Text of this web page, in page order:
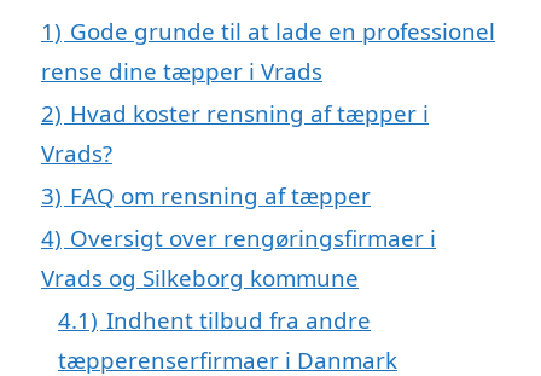
1) Gode grunde til at lade en professionel
rense dine tæpper i Vrads
2) Hvad koster rensning af tæpper i
Vrads?
3) FAQ om rensning af tæpper
4) Oversigt over rengøringsfirmaer i
Vrads og Silkeborg kommune
4.1) Indhent tilbud fra andre
tæpperenserfirmaer i Danmark